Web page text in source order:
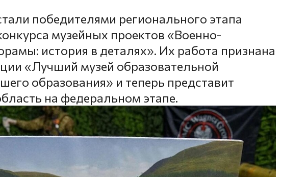
победителями регионального этапа
музейных проектов «Военно-
история в деталях». Их работа признана
«Лучший музей образовательной
образования» и теперь представит
на федеральном этапе.